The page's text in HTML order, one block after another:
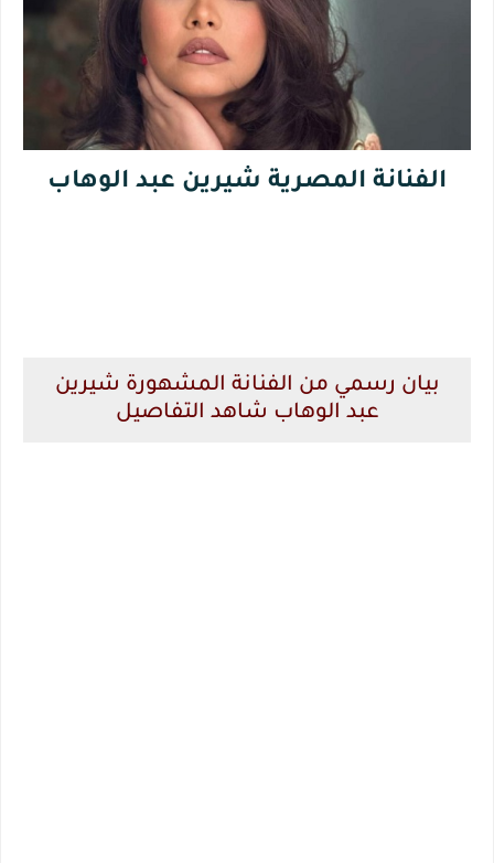
الفنانة المصرية شيرين عبد الوهاب
بيان رسمي من الفنانة المشهورة شيرين
عبد الوهاب شاهد التفاصيل